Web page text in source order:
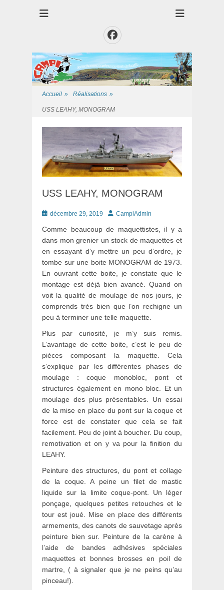
Club CAMPI
Facebook
Accueil » Réalisations »
USS LEAHY, MONOGRAM
USS LEAHY, MONOGRAM
Postédécembre 29, 2019 AuteurCampiAdmin
Comme beaucoup de maquettistes, il y a
dans mon grenier un stock de maquettes et
en essayant d’y mettre un peu d’ordre, je
tombe sur une boite MONOGRAM de 1973.
En ouvrant cette boite, je constate que le
montage est déjà bien avancé. Quand on
voit la qualité de moulage de nos jours, je
comprends très bien que l’on rechigne un
peu à terminer une telle maquette.
Plus par curiosité, je m’y suis remis.
L’avantage de cette boite, c’est le peu de
pièces composant la maquette. Cela
s’explique par les différentes phases de
moulage : coque monobloc, pont et
structures également en mono bloc. Et un
moulage des plus présentables. Un essai
de la mise en place du pont sur la coque et
force est de constater que cela se fait
facilement. Peu de joint à boucher. Du coup,
remotivation et on y va pour la finition du
LEAHY.
Peinture des structures, du pont et collage
de la coque. A peine un filet de mastic
liquide sur la limite coque-pont. Un léger
ponçage, quelques petites retouches et le
tour est joué. Mise en place des différents
armements, des canots de sauvetage après
peinture bien sur. Peinture de la carène à
l’aide de bandes adhésives spéciales
maquettes et bonnes brosses en poil de
martre, ( à signaler que je ne peins qu’au
pinceau!).